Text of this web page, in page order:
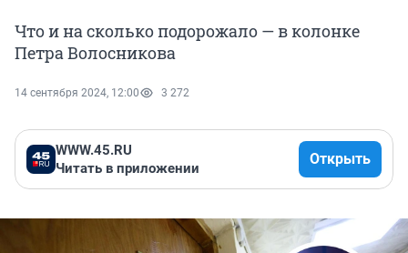
Что и на сколько подорожало — в колонке
Петра Волосникова
14 сентября 2024, 12:00 3 272
WWW.45.RU
Читать в приложении
Открыть